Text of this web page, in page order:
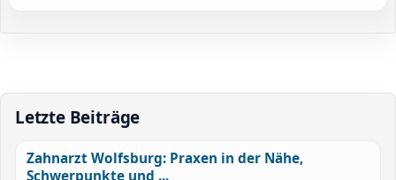
Letzte Beiträge
Zahnarzt Wolfsburg: Praxen in der Nähe,
Schwerpunkte und ...